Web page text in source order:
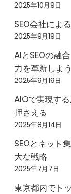
2025年10月9日
SEO会社によ
2025年9月19日
AIとSEOの融
力を革新しよう
2025年9月19日
AIOで実現す
押さえる
2025年8月14日
SEOとネット
大な戦略
2025年7月7日
東京都内でト